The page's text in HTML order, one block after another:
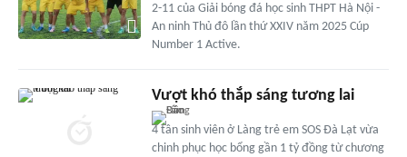
2-11 của Giải bóng đá học sinh THPT Hà Nội -
An ninh Thủ đô lần thứ XXIV năm 2025 Cúp
Number 1 Active.
Vượt khó thắp sáng tương lai
4 tân sinh viên ở Làng trẻ em SOS Đà Lạt vừa
chinh phục học bổng gần 1 tỷ đồng từ chương